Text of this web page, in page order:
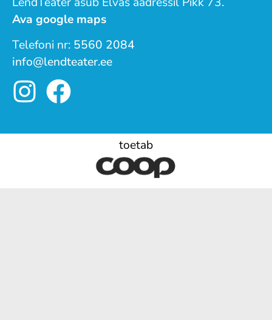
Ava google maps
Telefoni nr: 5560 2084
info@lendteater.ee
toetab